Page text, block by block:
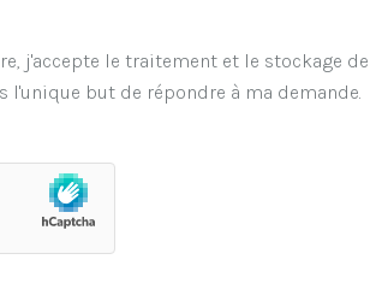
j'accepte le traitement et le stockage
l'unique but de répondre à ma demande.